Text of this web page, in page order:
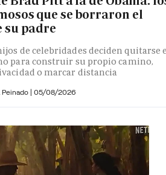
que se borraron el
su padre
de celebridades deciden quitarse
para construir su propio camino,
o marcar distancia
Peinado | 05/08/2026